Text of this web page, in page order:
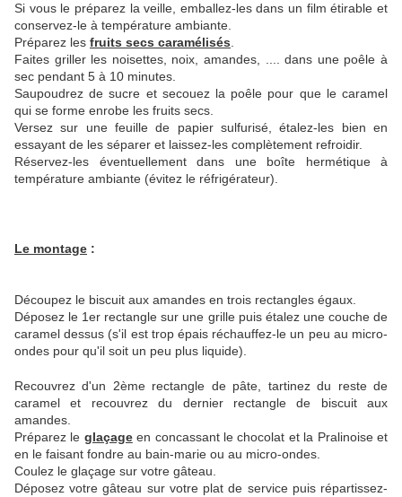
Si vous le préparez la veille, emballez-les dans un film étirable et
conservez-le à température ambiante.
Préparez les fruits secs caramélisés
Faites griller les noisettes, noix, amandes, .... dans une poêle à
sec pendant 5 à 10 minutes.
Saupoudrez de sucre et secouez la poêle pour que le caramel
qui se forme enrobe les fruits secs.
Versez sur une feuille de papier sulfurisé, étalez-les bien en
essayant de les séparer et laissez-les complètement refroidir.
Réservez-les éventuellement dans une boîte hermétique à
température ambiante (évitez le réfrigérateur).
Le montage :
Découpez le biscuit aux amandes en trois rectangles égaux.
Déposez le 1er rectangle sur une grille puis étalez une couche de
caramel dessus (s'il est trop épais réchauffez-le un peu au micro-
ondes pour qu'il soit un peu plus liquide).
Recouvrez d'un 2ème rectangle de pâte, tartinez du reste de
caramel et recouvrez du dernier rectangle de biscuit aux
amandes.
Préparez le glaçage en concassant le chocolat et la Pralinoise et
en le faisant fondre au bain-marie ou au micro-ondes.
Coulez le glaçage sur votre gâteau.
Déposez votre gâteau sur votre plat de service puis répartissez-